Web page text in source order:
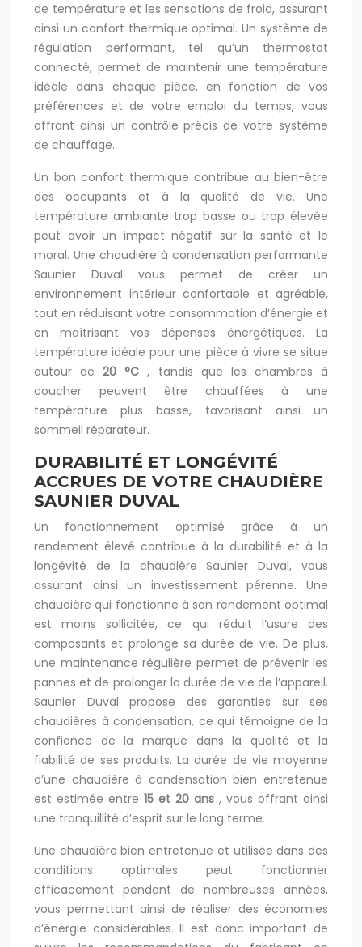
de température et les sensations de froid, assurant
ainsi un confort thermique optimal. Un système de
régulation performant, tel qu’un thermostat
connecté, permet de maintenir une température
idéale dans chaque pièce, en fonction de vos
préférences et de votre emploi du temps, vous
offrant ainsi un contrôle précis de votre système
de chauffage.
Un bon confort thermique contribue au bien-être
des occupants et à la qualité de vie. Une
température ambiante trop basse ou trop élevée
peut avoir un impact négatif sur la santé et le
moral. Une chaudière à condensation performante
Saunier Duval vous permet de créer un
environnement intérieur confortable et agréable,
tout en réduisant votre consommation d’énergie et
en maîtrisant vos dépenses énergétiques. La
température idéale pour une pièce à vivre se situe
autour de20 °C, tandis que les chambres à
coucher peuvent être chauffées à une
température plus basse, favorisant ainsi un
sommeil réparateur.
DURABILITÉ ET LONGÉVITÉ
ACCRUES DE VOTRE CHAUDIÈRE
SAUNIER DUVAL
Un fonctionnement optimisé grâce à un
rendement élevé contribue à la durabilité et à la
longévité de la chaudière Saunier Duval, vous
assurant ainsi un investissement pérenne. Une
chaudière qui fonctionne à son rendement optimal
est moins sollicitée, ce qui réduit l’usure des
composants et prolonge sa durée de vie. De plus,
une maintenance régulière permet de prévenir les
pannes et de prolonger la durée de vie de l’appareil.
Saunier Duval propose des garanties sur ses
chaudières à condensation, ce qui témoigne de la
confiance de la marque dans la qualité et la
fiabilité de ses produits. La durée de vie moyenne
d’une chaudière à condensation bien entretenue
est estimée entre 15 et 20 ans , vous offrant ainsi
une tranquillité d’esprit sur le long terme.
Une chaudière bien entretenue et utilisée dans des
conditions optimales peut fonctionner
efficacement pendant de nombreuses années,
vous permettant ainsi de réaliser des économies
d’énergie considérables. Il est donc important de